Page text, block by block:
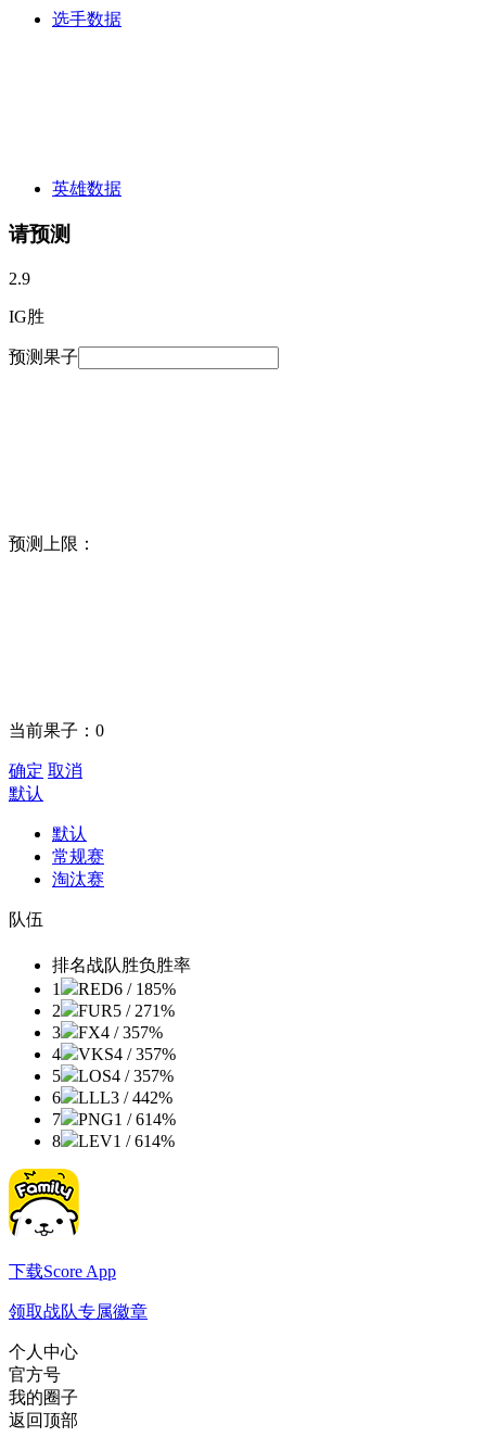
选手数据
英雄数据
请预测
2.9
IG胜
预测果子
预测上限：
当前果子： 0
确定 取消
默认
默认
常规赛
淘汰赛
队伍
排名战队胜负胜率
1
RED6 / 185%
2
FUR5 / 271%
3
FX4 / 357%
4
VKS4 / 357%
5
LOS4 / 357%
6
LLL3 / 442%
7
PNG1 / 614%
8
LEV1 / 614%
下载Score App
领取战队专属徽章
个人中心
官方号
我的圈子
返回顶部